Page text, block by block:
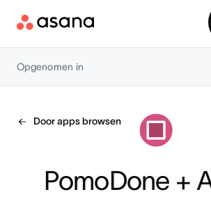
Contact opnemen met
Opgenomen in
Door apps browsen
PomoDone +